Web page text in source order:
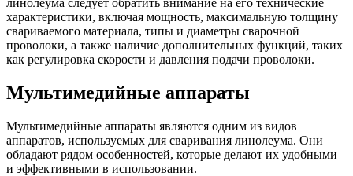
характеристики, включая мощность, максимальную толщину
свариваемого материала, типы и диаметры сварочной
проволоки, а также наличие дополнительных функций, таких
как регулировка скорости и давления подачи проволоки.
Мультимедийные аппараты
Мультимедийные аппараты являются одним из видов
аппаратов, используемых для сваривания линолеума. Они
обладают рядом особенностей, которые делают их удобными
и эффективными в использовании.